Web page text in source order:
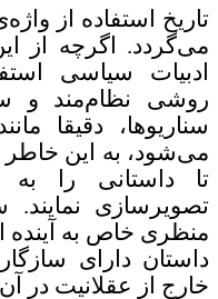
می‌گردد. اگرچه از
ادبیات سیاسی
روشی نظام‌مند و
سناریوها، دقیقا
می‌شود، به این خاطر
تا داستانی را
تصویرسازی نمایند.
منظری خاص به آینده
داستان دارای
خارج از عقلانیت در